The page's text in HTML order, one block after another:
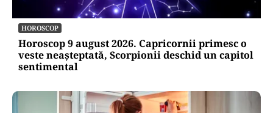
HOROSCOP
Horoscop 9 august 2026. Capricornii primesc o
veste neașteptată, Scorpionii deschid un capitol
sentimental